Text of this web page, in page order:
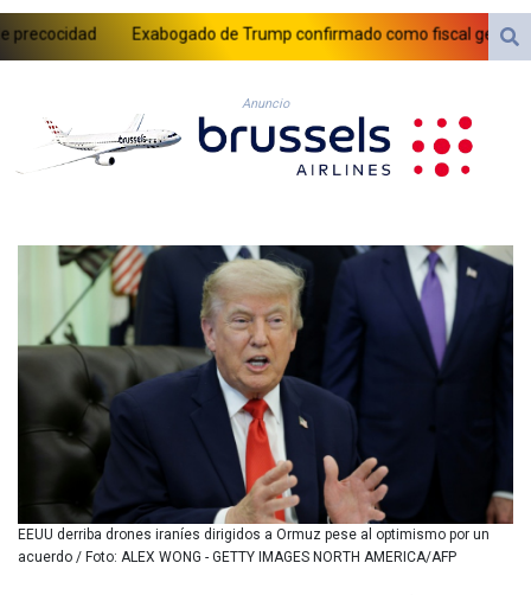
ARS 1733.04774
AUD 1.638747
AZN 1.97002
BAM 1.955776
BBD 2.321671
BDT 142.688227
BMD 1.156136
BND 1.477082
BOB 13.69983
BRL 5.876989
BSD 1.152686
BTN 109.688637
BWP 15.558807
BYN 3.432357
BYR 22660.258427
BZD 2.318271
CAD 1.61333
CDF 2615.761404
CHF 0.93588
Exabogado de Trump confirmado como fiscal general de
Anuncio
EEUU derriba drones iraníes dirigidos a Ormuz pese al optimismo por un
acuerdo / Foto: ALEX WONG - GETTY IMAGES NORTH AMERICA/AFP